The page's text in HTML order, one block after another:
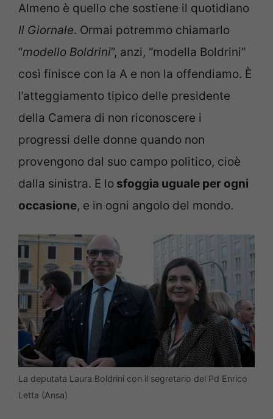
Almeno è quello che sostiene il quotidiano
Il Giornale. Ormai potremmo chiamarlo
“modello Boldrini”, anzi, “modella Boldrini”
così finisce con la A e non la offendiamo. È
l’atteggiamento tipico delle presidente
della Camera di non riconoscere i
progressi delle donne quando non
provengono dal suo campo politico, cioè
dalla sinistra. E lo sfoggia uguale per ogni
occasione, e in ogni angolo del mondo.
La deputata Laura Boldrini con il segretario del Pd Enrico
Letta (Ansa)